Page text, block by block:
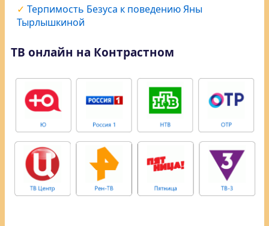
Терпимость Безуса к поведению Яны
Тырлышкиной
ТВ онлайн на Контрастном